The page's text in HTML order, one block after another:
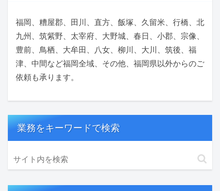
福岡、糟屋郡、田川、直方、飯塚、久留米、行橋、北
九州、筑紫野、太宰府、大野城、春日、小郡、宗像、
豊前、鳥栖、大牟田、八女、柳川、大川、筑後、福
津、中間など福岡全域、その他、福岡県以外からのご
依頼も承ります。
業務をキーワードで検索